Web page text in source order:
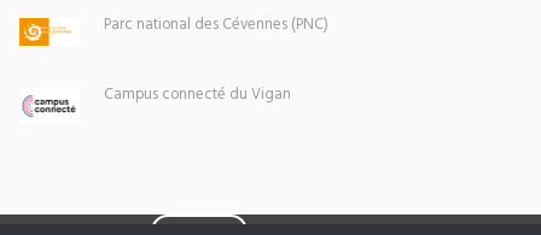
Parc national des Cévennes (PNC)
Campus connecté du Vigan